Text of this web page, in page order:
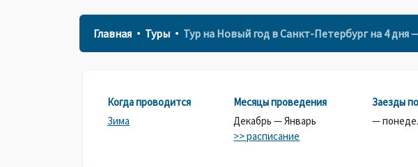
Главная Туры Тур на Новый год в Санкт-Петербург на 4 дня
Когда проводится
Зима
Месяцы проведения
Декабрь — Январь
>> расписание
Заезды по
—